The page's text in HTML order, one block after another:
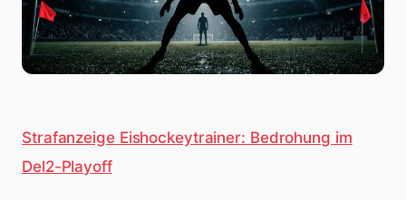
Strafanzeige Eishockeytrainer: Bedrohung im
Del2-Playoff